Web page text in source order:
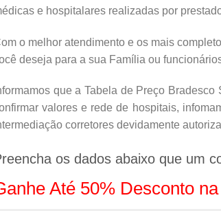
e hospitalares realizadas por
o melhor atendimento e os mais
deseja para a sua Família ou
que a Tabela de Preço
valores e rede de hospitais,
corretores devidamente
os dados abaixo que um
Até 50% Desconto